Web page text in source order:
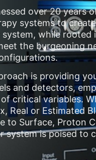
over 20 years
systems to
while
the burgeoning
is providing
and detectors,
critical variables.
Real or Estimated
to Surface, Proton
system is poised to